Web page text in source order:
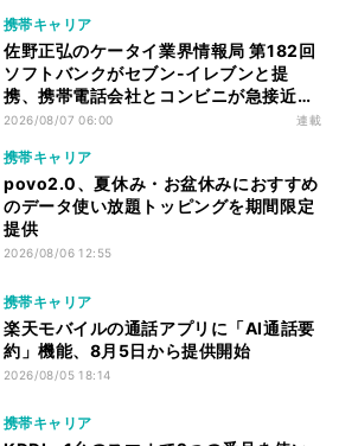
携帯キャリア
佐野正弘のケータイ業界情報局 第182回
ソフトバンクがセブン-イレブンと提
携、携帯電話会社とコンビニが急接近す
る理由は
2026/08/07 06:00 連載
携帯キャリア
povo2.0、夏休み・お盆休みにおすすめ
のデータ使い放題トッピングを期間限定
提供
2026/08/06 12:55
携帯キャリア
楽天モバイルの通話アプリに「AI通話要
約」機能、8月5日から提供開始
2026/08/05 18:14
携帯キャリア